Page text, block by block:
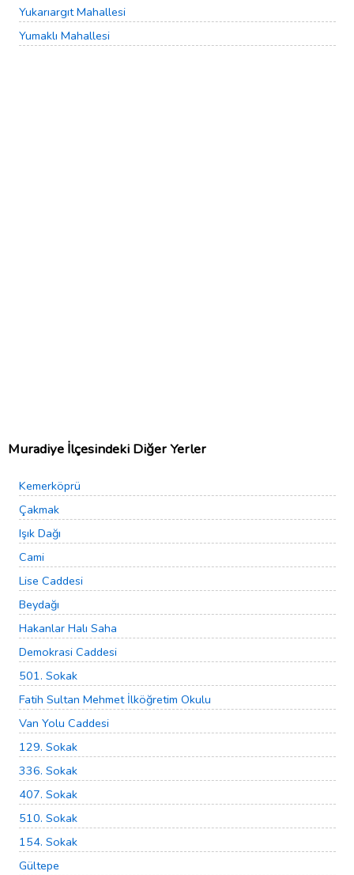
Yukarıargıt Mahallesi
Yumaklı Mahallesi
Muradiye İlçesindeki Diğer Yerler
Kemerköprü
Çakmak
Işık Dağı
Cami
Lise Caddesi
Beydağı
Hakanlar Halı Saha
Demokrasi Caddesi
501. Sokak
Fatih Sultan Mehmet İlköğretim Okulu
Van Yolu Caddesi
129. Sokak
336. Sokak
407. Sokak
510. Sokak
154. Sokak
Gültepe